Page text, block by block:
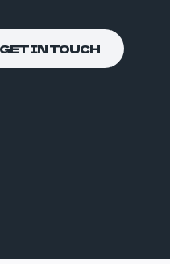
GET IN TOUCH